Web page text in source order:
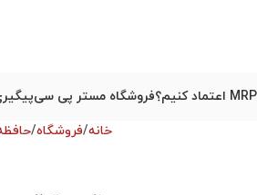
فروشگاه مستر پی سی
خانه فروشگاه